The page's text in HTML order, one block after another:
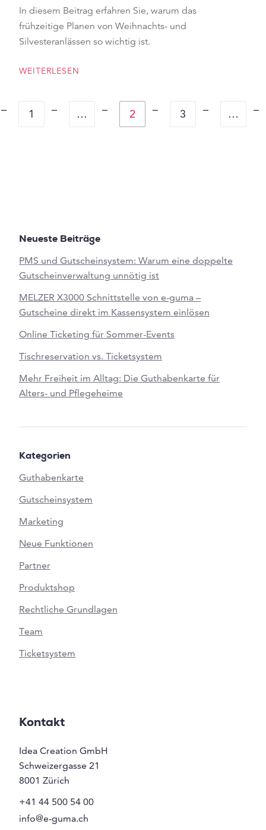
Neueste Beiträge
PMS und Gutscheinsystem: Warum eine doppelte
Gutscheinverwaltung unnötig ist
MELZER X3000 Schnittstelle von e-guma –
Gutscheine direkt im Kassensystem einlösen
Online Ticketing für Sommer-Events
Tischreservation vs. Ticketsystem
Mehr Freiheit im Alltag: Die Guthabenkarte für
Alters- und Pflegeheime
Kategorien
Guthabenkarte
Gutscheinsystem
Marketing
Neue Funktionen
Partner
Produktshop
Rechtliche Grundlagen
Team
Ticketsystem
In diesem Beitrag erfahren Sie, warum das
frühzeitige Planen von Weihnachts- und
Silvesteranlässen so wichtig ist.
WEITERLESEN
1 … 2 3 …
Kontakt
Idea Creation GmbH
Schweizergasse 21
8001 Zürich
+41 44 500 54 00
info@e-guma.ch